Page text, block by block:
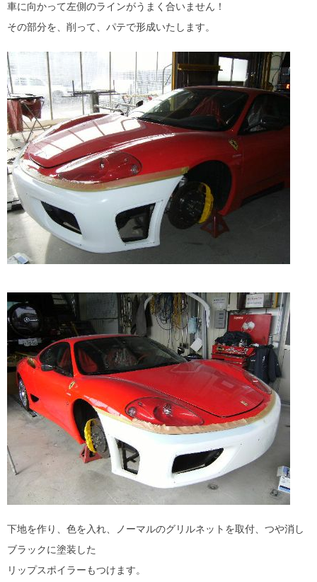
車に向かって左側のラインがうまく合いません！
その部分を、削って、パテで形成いたします。
下地を作り、色を入れ、ノーマルのグリルネットを取付、つや消し
ブラックに塗装した
リップスポイラーもつけます。